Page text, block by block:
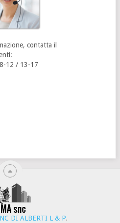
contatta il
12 / 13-17
DI ALBERTI L & P.